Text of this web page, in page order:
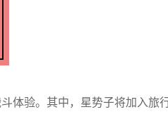
体验。其中，星势子将加入旅